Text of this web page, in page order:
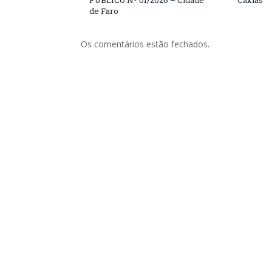
de Faro
Os comentários estão fechados.